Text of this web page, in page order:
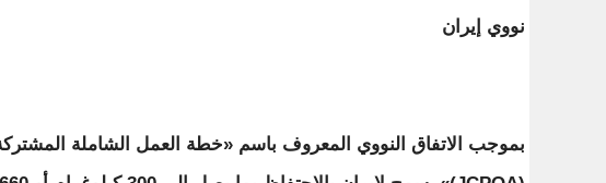
نووي إيران
بموجب الاتفاق النووي المعروف باسم «خطة العمل الشاملة